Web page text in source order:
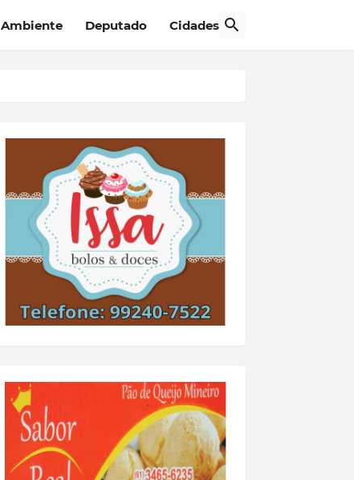
Ambiente Deputado Cidades